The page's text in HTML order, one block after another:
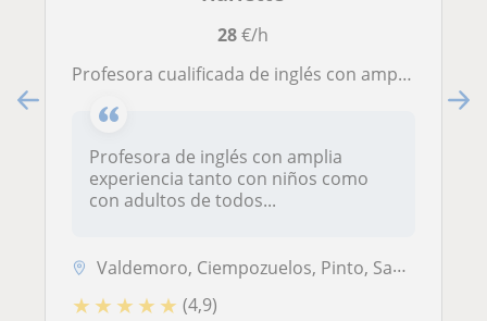
28€/h
Profesora cualificada de inglés con amplia experiencia
Profesora de inglés con amplia
experiencia tanto con niños como
con adultos de todos...
Valdemoro, Ciempozuelos, Pinto, San Martín de la Vega, Seseña, Torrejó...
★ ★ ★ ★ ★ (4,9)